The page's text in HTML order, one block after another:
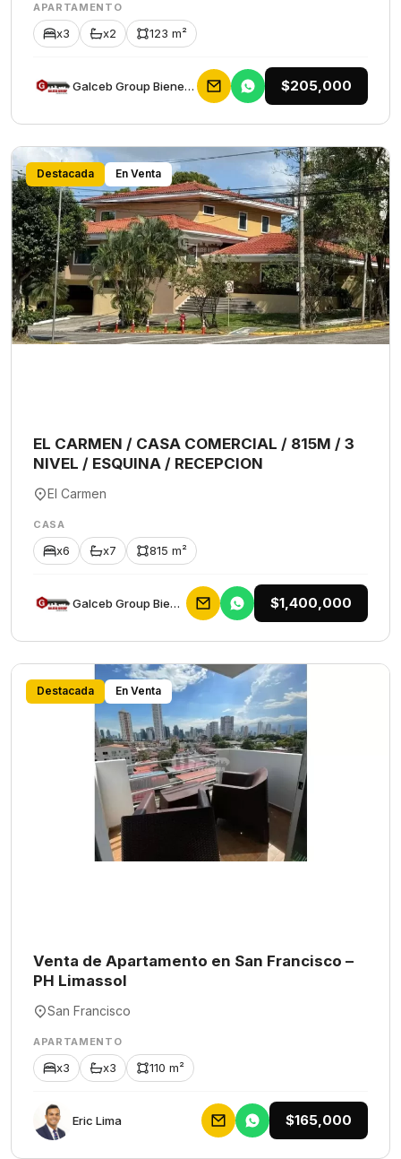
APARTAMENTO
x3 x2 123 m²
Galceb Group Bienes Raices $205,000
Destacada En Venta
EL CARMEN / CASA COMERCIAL / 815M / 3
NIVEL / ESQUINA / RECEPCION
El Carmen
CASA
x6 x7 815 m²
Galceb Group Bienes Raices $1,400,000
Destacada En Venta
Venta de Apartamento en San Francisco –
PH Limassol
San Francisco
APARTAMENTO
x3 x3 110 m²
Eric Lima $165,000